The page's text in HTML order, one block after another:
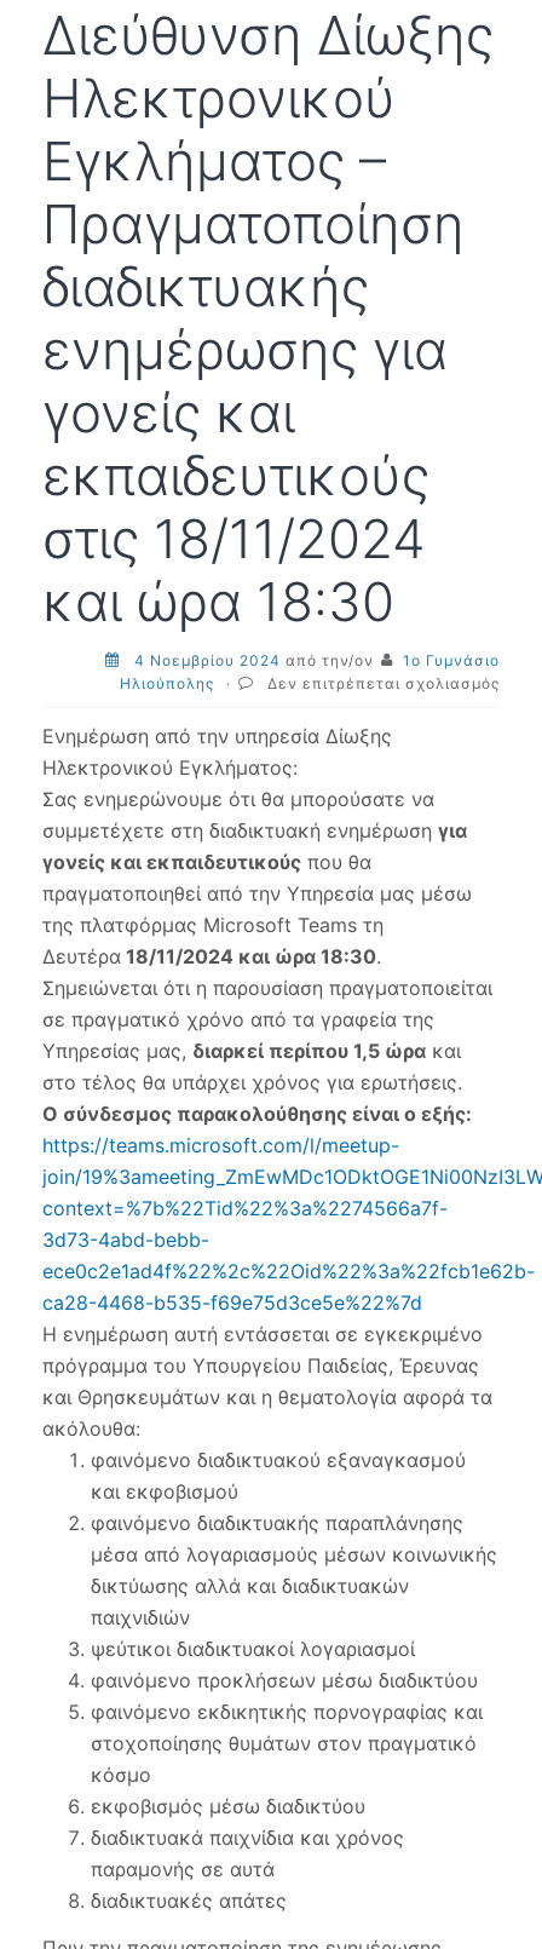
Διεύθυνση Δίωξης
Ηλεκτρονικού
Εγκλήματος –
Πραγματοποίηση
διαδικτυακής
ενημέρωσης για
γονείς και
εκπαιδευτικούς
στις 18/11/2024
και ώρα 18:30
4 Νοεμβρίου 2024 από την/ον
1ο Γυμνάσιο
Ηλιούπολης
· Δεν επιτρέπεται σχολιασμός
Ενημέρωση από την υπηρεσία Δίωξης
Ηλεκτρονικού Εγκλήματος:
Σας ενημερώνουμε ότι θα μπορούσατε να
συμμετέχετε στη διαδικτυακή ενημέρωση για
γονείς και εκπαιδευτικούς που θα
πραγματοποιηθεί από την Υπηρεσία μας μέσω
της πλατφόρμας Microsoft Teams τη
Δευτέρα 18/11/2024 και ώρα 18:30.
Σημειώνεται ότι η παρουσίαση πραγματοποιείται
σε πραγματικό χρόνο από τα γραφεία της
Υπηρεσίας μας, διαρκεί περίπου 1,5 ώρα και
στο τέλος θα υπάρχει χρόνος για ερωτήσεις.
Ο σύνδεσμος παρακολούθησης είναι ο εξής:
https://teams.microsoft.com/l/meetup-
join/
context=%7b%22Tid%22%3a%2274566a7f-
3d73-4abd-bebb-
ece0c2e1ad4f%22%2c%22Oid%22%3a%22fcb1e62b-
ca28-4468-b535-f69e75d3ce5e%22%7d
Η ενημέρωση αυτή εντάσσεται σε εγκεκριμένο
πρόγραμμα του Υπουργείου Παιδείας, Έρευνας
και Θρησκευμάτων και η θεματολογία αφορά τα
ακόλουθα:
φαινόμενο διαδικτυακού εξαναγκασμού
και εκφοβισμού
φαινόμενο διαδικτυακής παραπλάνησης
μέσα από λογαριασμούς μέσων κοινωνικής
δικτύωσης αλλά και διαδικτυακών
παιχνιδιών
ψεύτικοι διαδικτυακοί λογαριασμοί
φαινόμενο προκλήσεων μέσω διαδικτύου
φαινόμενο εκδικητικής πορνογραφίας και
στοχοποίησης θυμάτων στον πραγματικό
κόσμο
εκφοβισμός μέσω διαδικτύου
διαδικτυακά παιχνίδια και χρόνος
παραμονής σε αυτά
διαδικτυακές απάτες